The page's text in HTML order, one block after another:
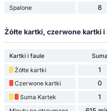
Spalone 8
Żółte kartki, czerwone kartki
Kartki i faule Suma
Żółte kartki
1
Czerwone kartki 0
Suma Kartek 1